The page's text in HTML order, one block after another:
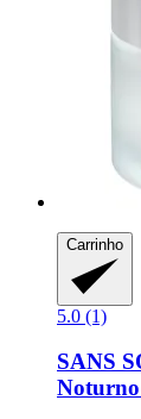
Carrinho
5.0 (1)
SANS